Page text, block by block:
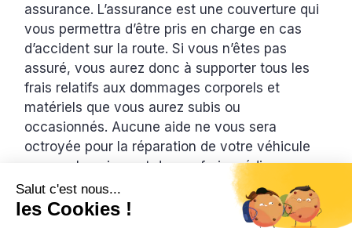
assurance. L’assurance est une couverture qui
vous permettra d’être pris en charge en cas
d’accident sur la route. Si vous n’êtes pas
assuré, vous aurez donc à supporter tous les
frais relatifs aux dommages corporels et
matériels que vous aurez subis ou
occasionnés. Aucune aide ne vous sera
octroyée pour la réparation de votre véhicule
ou pour le paiement de vos frais médicaux.
De plus, à défaut d’assurance, cela pourrait
vous coûter cher financièrement. Le FGAO peut
Salut c'est nous...
les Cookies !